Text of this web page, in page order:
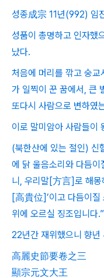
성종成宗 11년(992) 임
성품이 총명하고 인자했
났다.
처음에 머리를 깎고 숭
가 일찍이 꾼 꿈에서, 큰
또다시 사람으로 변하였
이로 말미암아 사람들이
(북한산에 있는 절인) 신
에 닭 울음소리와 다듬
니, 우리말[方言]로 해몽
[高貴位]’이고 다듬이질
위에 오르실 징조입니다
22년간 재위했으니 향
高麗史節要卷之三
顯宗元文大王